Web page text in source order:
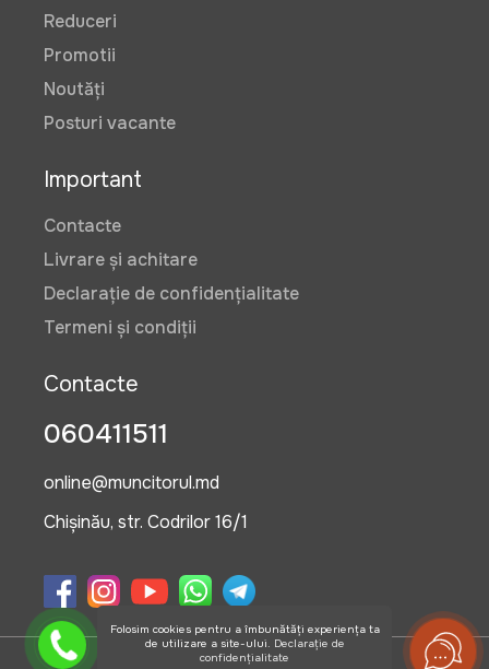
Reduceri
Promotii
Noutăți
Posturi vacante
Important
Contacte
Livrare și achitare
Declarație de confidențialitate
Termeni și condiții
Contacte
060411511
online@muncitorul.md
Chișinău, str. Codrilor 16/1
Folosim cookies pentru a îmbunătăți experiența ta
de utilizare a site-ului. Declarație de
confidențialitate